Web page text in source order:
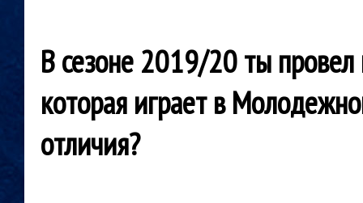
В сезоне 2019/20 ты провел
котораяиграет в
отличия?